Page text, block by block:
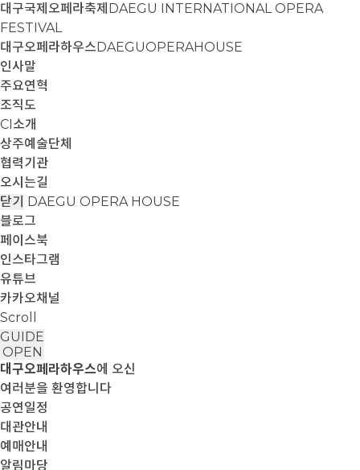
대구국제오페라축제 DAEGU INTERNATIONAL OPERA
FESTIVAL
대구오페라하우스DAEGUOPERAHOUSE
인사말
주요연혁
조직도
CI소개
상주예술단체
협력기관
오시는길
닫기 DAEGU OPERA HOUSE
블로그
페이스북
인스타그램
유튜브
카카오채널
Scroll
GUIDE
OPEN
대구오페라하우스에 오신
여러분을 환영합니다
공연일정
대관안내
예매안내
알림마당